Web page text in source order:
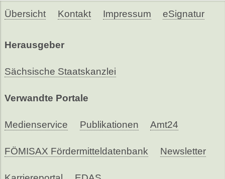
Übersicht Kontakt Impressum eSignatur
Herausgeber
Sächsische Staatskanzlei
Verwandte Portale
Medienservice Publikationen Amt24
FÖMISAX Fördermitteldatenbank Newsletter